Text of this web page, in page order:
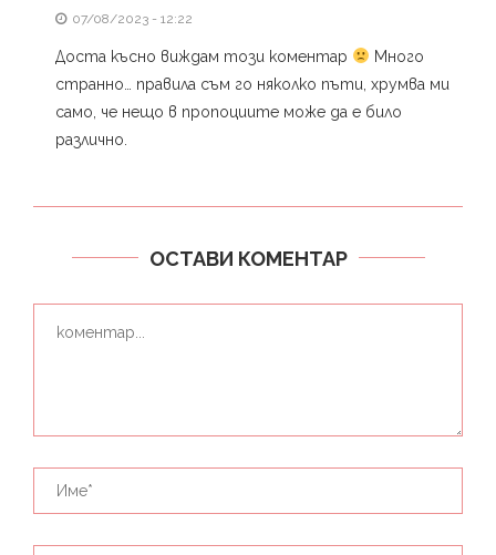
07/08/2023 - 12:22
Доста късно виждам този коментар
Много
странно… правила съм го няколко пъти, хрумва ми
само, че нещо в пропоциите може да е било
различно.
ОСТАВИ КОМЕНТАР